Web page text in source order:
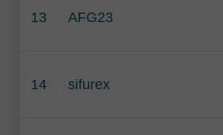
13 AFG23
14 sifurex